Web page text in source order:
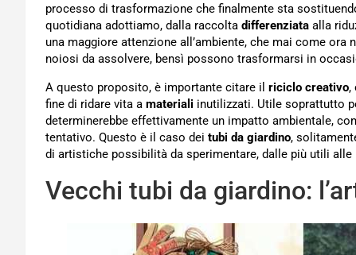
processo di trasformazione che finalmente sta
quotidiana adottiamo, dalla raccolta differenziata alla
una maggiore attenzione all’ambiente, che mai come
noiosi da assolvere, bensì possono trasformarsi in
A questo proposito, è importante citare il riciclo creativo,
fine di ridare vita a materiali inutilizzati. Utile soprattutto
determinerebbe effettivamente un impatto ambientale,
tentativo. Questo è il caso dei tubi da giardino,
di artistiche possibilità da sperimentare, dalle più utili alle
Vecchi tubi da giardino: